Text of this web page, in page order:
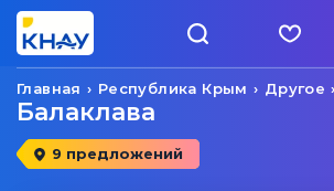
Другое
Республика Крым
Главная
Балаклава
9 предложений